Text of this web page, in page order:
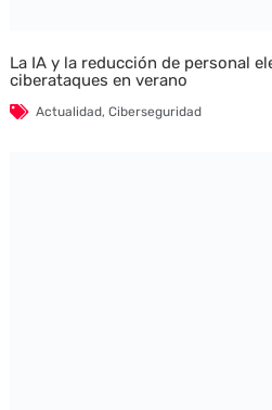
La IA y la reducción de personal
ciberataques en verano
Actualidad, Ciberseguridad